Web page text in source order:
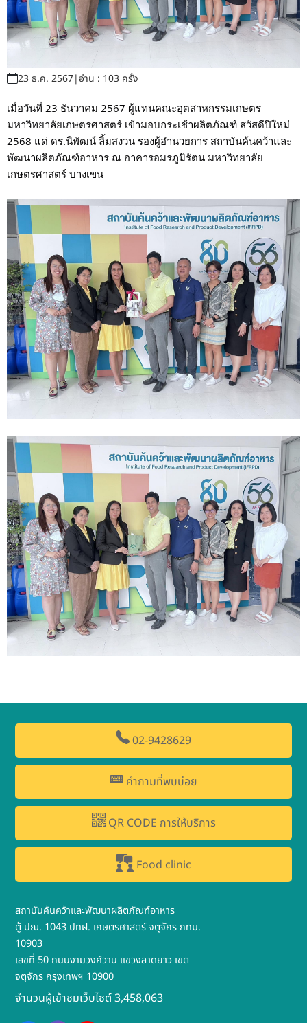
23 ธ.ค. 2567|อ่าน : 103 ครั้ง
เมื่อวันที่ 23 ธันวาคม 2567 ผู้แทนคณะอุตสาหกรรมเกษตร
มหาวิทยาลัยเกษตรศาสตร์ เข้ามอบกระเช้าผลิตภัณฑ์ สวัสดีปีใหม่
2568 แด่ ดร.นิพัฒน์ ลิ้มสงวน รองผู้อำนวยการ สถาบันค้นคว้าและ
พัฒนาผลิตภัณฑ์อาหาร ณ อาคารอมรภูมิรัตน มหาวิทยาลัย
เกษตรศาสตร์ บางเขน
02-9428629
คำถามที่พบบ่อย
QR CODE การให้บริการ
Food clinic
สถาบันค้นคว้าและพัฒนาผลิตภัณฑ์อาหาร
ตู้ ปณ. 1043 ปทฝ. เกษตรศาสตร์ จตุจักร กทม.
10903
เลขที่ 50 ถนนงามวงศ์วาน แขวงลาดยาว เขต
จตุจักร กรุงเทพฯ 10900
จำนวนผู้เข้าชมเว็บไซต์ 3,458,063